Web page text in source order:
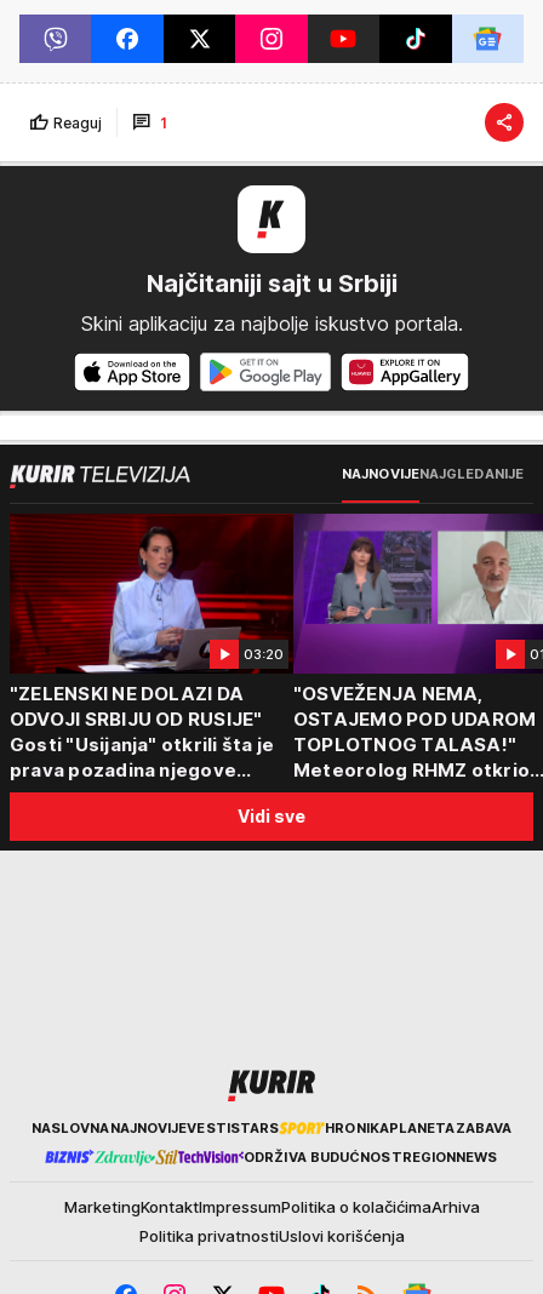
Reaguj 1
Najčitaniji sajt u Srbiji
Skini aplikaciju za najbolje iskustvo portala.
NAJNOVIJENAJGLEDANIJE
03:20
"ZELENSKI NE DOLAZI DA
ODVOJI SRBIJU OD RUSIJE"
Gosti "Usijanja" otkrili šta je
prava pozadina njegove
posete Beogradu
"OSVEŽENJA NEMA,
OSTAJEMO POD UDAROM
TOPLOTNOG TALASA!"
Meteorolog RHMZ otkrio
kakvo vreme nas čeka do
kraja avgusta
Vidi sve
KurirNASLOVNANAJNOVIJEVESTISTARS HRONIKAPLANETAZABAVA
ODRŽIVA BUDUĆNOSTREGIONNEWS
MarketingKontaktImpressumPolitika o kolačićimaArhiva
Politika privatnostiUslovi korišćenja